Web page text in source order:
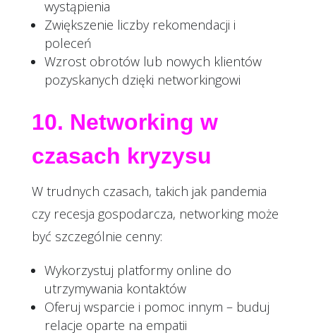
wystąpienia
Zwiększenie liczby rekomendacji i
poleceń
Wzrost obrotów lub nowych klientów
pozyskanych dzięki networkingowi
10. Networking w
czasach kryzysu
W trudnych czasach, takich jak pandemia
czy recesja gospodarcza, networking może
być szczególnie cenny:
Wykorzystuj platformy online do
utrzymywania kontaktów
Oferuj wsparcie i pomoc innym – buduj
relacje oparte na empatii